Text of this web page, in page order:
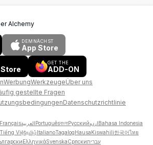
Alchemy
DEMNÄCHST
App Store
GET THE
ADD-ON
WerbungWerkzeugeÜber uns
gestellte Fragen
Datenschutzrichtlinie
FrançaisالعربيةPortuguêsবাংলাРусскийاردوBahasa Indonesia
Tiếng Việtதமிழ்ItalianoTagalogHausaKiswahili한국어ไทย
ΕλληνικάSvenskaСрпскиעברית